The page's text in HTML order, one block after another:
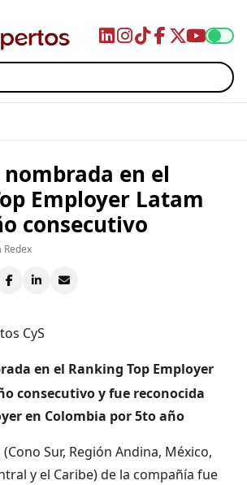
nombrada en el
Employer Latam
consecutivo
Redex
en el Ranking Top Employer
consecutivo y fue reconocida
en Colombia por 5to año
(Cono Sur, Región Andina, México,
y el Caribe) de la compañía fue